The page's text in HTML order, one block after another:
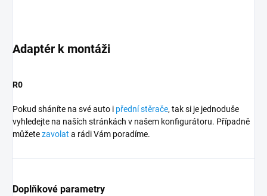
Adaptér k montáži
R0
Pokud sháníte na své auto i přední stěrače, tak si je jednoduše
vyhledejte na naších stránkách v našem konfigurátoru. Případně
můžetezavolat a rádi Vám poradíme.
Doplňkové parametry